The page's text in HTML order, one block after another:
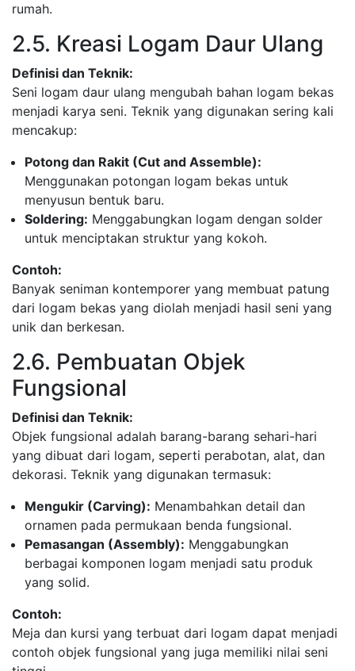
rumah.
2.5. Kreasi Logam Daur Ulang
Definisi dan Teknik:
Seni logam daur ulang mengubah bahan logam bekas
menjadi karya seni. Teknik yang digunakan sering kali
mencakup:
Potong dan Rakit (Cut and Assemble):
Menggunakan potongan logam bekas untuk
menyusun bentuk baru.
Soldering: Menggabungkan logam dengan solder
untuk menciptakan struktur yang kokoh.
Contoh:
Banyak seniman kontemporer yang membuat patung
dari logam bekas yang diolah menjadi hasil seni yang
unik dan berkesan.
2.6. Pembuatan Objek
Fungsional
Definisi dan Teknik:
Objek fungsional adalah barang-barang sehari-hari
yang dibuat dari logam, seperti perabotan, alat, dan
dekorasi. Teknik yang digunakan termasuk:
Mengukir (Carving): Menambahkan detail dan
ornamen pada permukaan benda fungsional.
Pemasangan (Assembly): Menggabungkan
berbagai komponen logam menjadi satu produk
yang solid.
Contoh:
Meja dan kursi yang terbuat dari logam dapat menjadi
contoh objek fungsional yang juga memiliki nilai seni